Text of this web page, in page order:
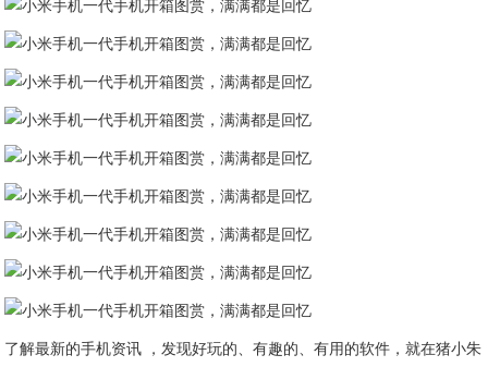
了解最新的手机资讯 ，发现好玩的、有趣的、有用的软件，就在猪小朱